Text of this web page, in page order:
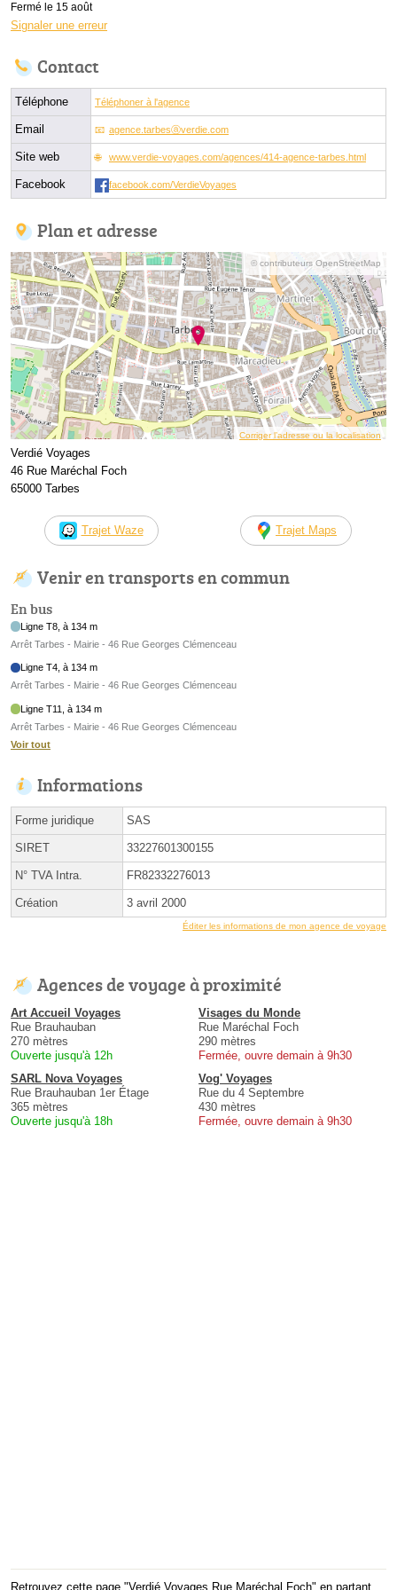
Fermé le 15 août
Signaler une erreur
Contact
Téléphone Téléphoner à l'agence
Email agence.tarbesⓐverdie.com
Site web www.verdie-voyages.com/agences/414-agence-tarbes.html
Facebook facebook.com/VerdieVoyages
Plan et adresse
© contributeurs OpenStreetMap
Corriger l’adresse ou la localisation
Verdié Voyages
46 Rue Maréchal Foch
65000 Tarbes
Trajet Waze Trajet Maps
Venir en transports en commun
En bus
Ligne T8, à 134 m
Arrêt Tarbes - Mairie - 46 Rue Georges Clémenceau
Ligne T4, à 134 m
Arrêt Tarbes - Mairie - 46 Rue Georges Clémenceau
Ligne T11, à 134 m
Arrêt Tarbes - Mairie - 46 Rue Georges Clémenceau
Voir tout
Informations
Forme juridique SAS
SIRET 33227601300155
N° TVA Intra. FR82332276013
Création 3 avril 2000
Éditer les informations de mon agence de voyage
Agences de voyage à proximité
Art Accueil Voyages
Rue Brauhauban
270 mètres
Ouverte jusqu'à 12h
Visages du Monde
Rue Maréchal Foch
290 mètres
Fermée, ouvre demain à 9h30
SARL Nova Voyages
Rue Brauhauban 1er Étage
365 mètres
Ouverte jusqu'à 18h
Vog' Voyages
Rue du 4 Septembre
430 mètres
Fermée, ouvre demain à 9h30
Retrouvez cette page "Verdié Voyages Rue Maréchal Foch" en partant